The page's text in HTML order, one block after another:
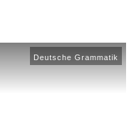
Deutsche Grammatik